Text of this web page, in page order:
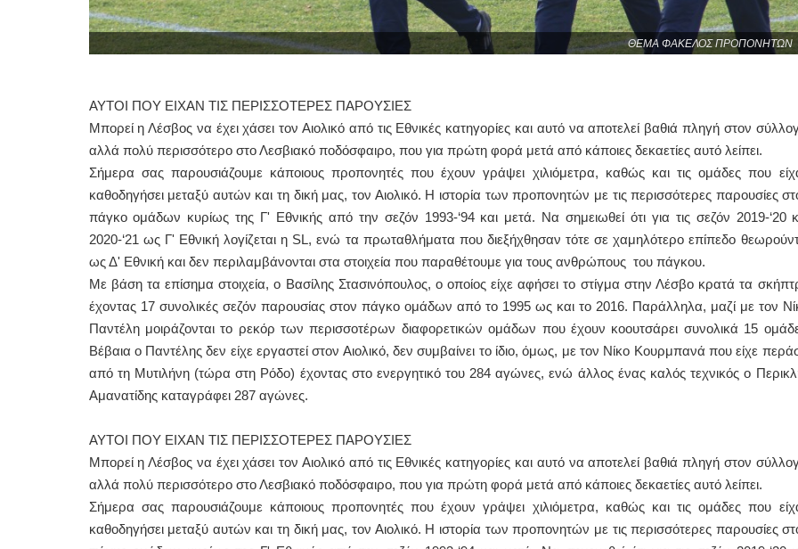
ΘΕΜΑ ΦΑΚΕΛΟΣ ΠΡΟΠΟΝΗΤΩΝ
ΑΥΤΟΙ ΠΟΥ ΕΙΧΑΝ ΤΙΣ ΠΕΡΙΣΣΟΤΕΡΕΣ ΠΑΡΟΥΣΙΕΣ
Μπορεί η Λέσβος να έχει χάσει τον Αιολικό από τις Εθνικές κατηγορίες και αυτό να αποτελεί βαθιά πληγή στον
αλλά πολύ περισσότερο στο Λεσβιακό ποδόσφαιρο, που για πρώτη φορά μετά από κάποιες δεκαετίες αυτό λείπει.
Σήμερα σας παρουσιάζουμε κάποιους προπονητές που έχουν γράψει χιλιόμετρα, καθώς και τις ομάδες που
καθοδηγήσει μεταξύ αυτών και τη δική μας, τον Αιολικό. Η ιστορία των προπονητών με τις περισσότερες παρουσίες
πάγκο ομάδων κυρίως της Γ' Εθνικής από την σεζόν 1993-‘94 και μετά. Να σημειωθεί ότι για τις σεζόν 2019-‘20
2020-‘21 ως Γ' Εθνική λογίζεται η SL, ενώ τα πρωταθλήματα που διεξήχθησαν τότε σε χαμηλότερο επίπεδο
ως Δ' Εθνική και δεν περιλαμβάνονται στα στοιχεία που παραθέτουμε για τους ανθρώπους του πάγκου.
Με βάση τα επίσημα στοιχεία, ο Βασίλης Στασινόπουλος, ο οποίος είχε αφήσει το στίγμα στην Λέσβο κρατά τα
έχοντας 17 συνολικές σεζόν παρουσίας στον πάγκο ομάδων από το 1995 ως και το 2016. Παράλληλα, μαζί με τον
Παντέλη μοιράζονται το ρεκόρ των περισσοτέρων διαφορετικών ομάδων που έχουν κοουτσάρει συνολικά 15
Βέβαια ο Παντέλης δεν είχε εργαστεί στον Αιολικό, δεν συμβαίνει το ίδιο, όμως, με τον Νίκο Κουρμπανά που είχε
από τη Μυτιλήνη (τώρα στη Ρόδο) έχοντας στο ενεργητικό του 284 αγώνες, ενώ άλλος ένας καλός τεχνικός ο
Αμανατίδης καταγράφει 287 αγώνες.
ΑΥΤΟΙ ΠΟΥ ΕΙΧΑΝ ΤΙΣ ΠΕΡΙΣΣΟΤΕΡΕΣ ΠΑΡΟΥΣΙΕΣ
Μπορεί η Λέσβος να έχει χάσει τον Αιολικό από τις Εθνικές κατηγορίες και αυτό να αποτελεί βαθιά πληγή στον
αλλά πολύ περισσότερο στο Λεσβιακό ποδόσφαιρο, που για πρώτη φορά μετά από κάποιες δεκαετίες αυτό λείπει.
Σήμερα σας παρουσιάζουμε κάποιους προπονητές που έχουν γράψει χιλιόμετρα, καθώς και τις ομάδες που
καθοδηγήσει μεταξύ αυτών και τη δική μας, τον Αιολικό. Η ιστορία των προπονητών με τις περισσότερες παρουσίες
ΙΩΑΝΝΗΣ Α. ΜΑΛΛΙΑΣ
ΧΕΙΡΟΥΡΓΟΣ
ΟΦΘΑΛΜΙΑΤΡΟΣ
Διδάκτωρ Ιατρικής Σχολής
Πανεπιστημίου Αθηνών
Καλλιπόλεως 3,Νέα Σμύρνη,
Καβέτσου 10, Μυτιλήνη, τηλ:
2251038065
Χειρουργός Ωτορινολαρυγγολόγος
Έλενα Μπούμπα
Στρατιωτικός Ιατρός
Διδ.Παν.Αθηνών
Διπλωματούχος Ευρ.Ακαδημίας
Πάρνηθας 95-97 Αχαρναί